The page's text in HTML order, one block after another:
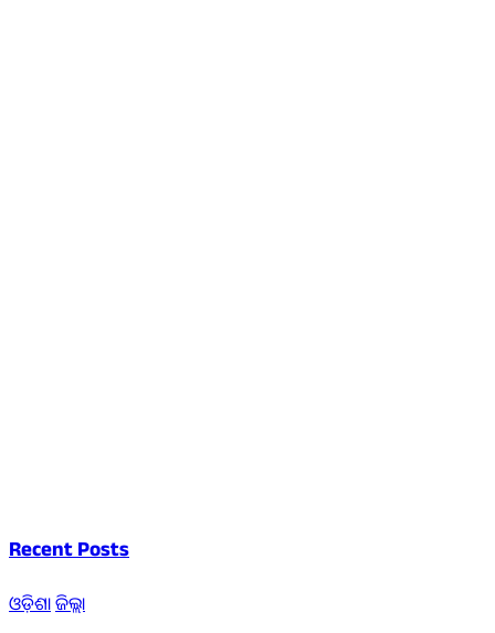
Recent Posts
ଓଡ଼ିଶାଜିଲ୍ଲା